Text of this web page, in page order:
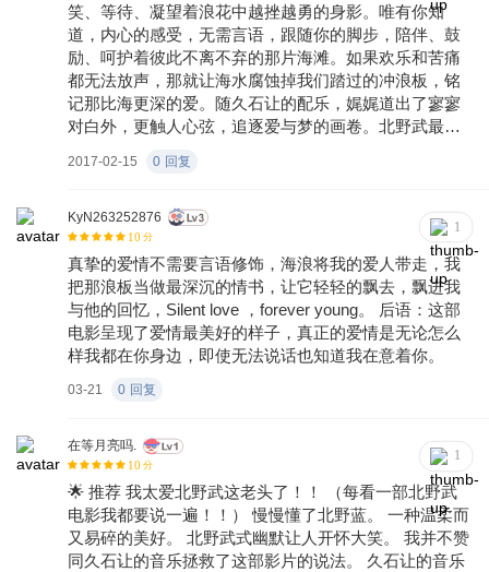
笑、等待、凝望着浪花中越挫越勇的身影。唯有你知
道，内心的感受，无需言语，跟随你的脚步，陪伴、鼓
励、呵护着彼此不离不弃的那片海滩。如果欢乐和苦痛
都无法放声，那就让海水腐蚀掉我们踏过的冲浪板，铭
记那比海更深的爱。随久石让的配乐，娓娓道出了寥寥
对白外，更触人心弦，追逐爱与梦的画卷。北野武最纯
2017-02-15 0 回复
KyN263252876
10 分
1
真挚的爱情不需要言语修饰，海浪将我的爱人带走，我
把那浪板当做最深沉的情书，让它轻轻的飘去，飘进我
与他的回忆，Silent love ，forever young。 后语：这部
电影呈现了爱情最美好的样子，真正的爱情是无论怎么
样我都在你身边，即使无法说话也知道我在意着你。
03-21 0 回复
在等月亮吗.
10 分
1
🌟 推荐 我太爱北野武这老头了！！ （每看一部北野武
电影我都要说一遍！！） 慢慢懂了北野蓝。 一种温柔而
又易碎的美好。 北野武式幽默让人开怀大笑。 我并不赞
同久石让的音乐拯救了这部影片的说法。 久石让的音乐